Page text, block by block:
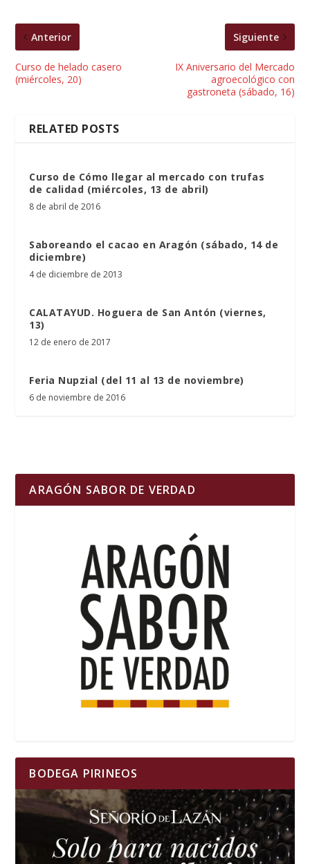
Anterior
Curso de helado casero
(miércoles, 20)
Siguiente
IX Aniversario del Mercado
agroecológico con
gastroneta (sábado, 16)
RELATED POSTS
Curso de Cómo llegar al mercado con trufas
de calidad (miércoles, 13 de abril)
8 de abril de 2016
Saboreando el cacao en Aragón (sábado, 14 de
diciembre)
4 de diciembre de 2013
CALATAYUD. Hoguera de San Antón (viernes,
13)
12 de enero de 2017
Feria Nupzial (del 11 al 13 de noviembre)
6 de noviembre de 2016
ARAGÓN SABOR DE VERDAD
BODEGA PIRINEOS